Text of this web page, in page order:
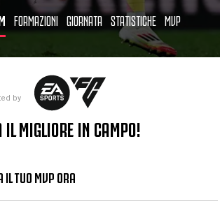
FORMAZIONI GIORNATA STATISTICHE MVP
IL MIGLIORE IN CAMPO!
by
IL TUO MVP ORA